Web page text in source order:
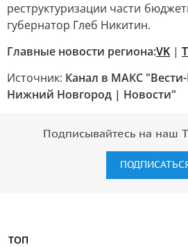
реструктуризации части
губернатор Глеб Никитин.
Главные новости региона:VK |
Источник: Канал в МАКС
Нижний Новгород | Новости"
Подписывайтесь на наш
ТОП